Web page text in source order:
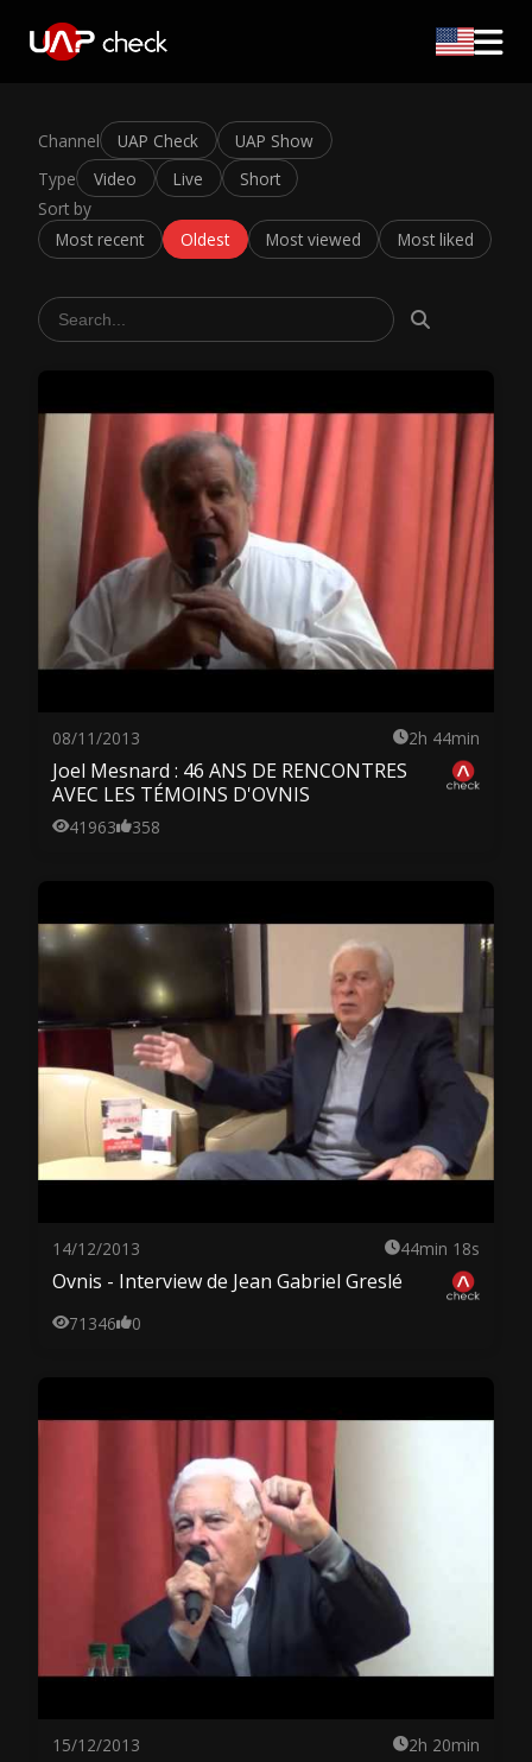
Channel UAP Check
UAP Show
Type
Video Live
Short
Sort by
Most recent
Oldest Most viewed Most liked
08/11/2013 2h 44min
Joel Mesnard : 46 ANS DE RENCONTRES
AVEC LES TÉMOINS D'OVNIS
41963 358
14/12/2013 44min 18s
Ovnis - Interview de Jean Gabriel Greslé
71346 0
15/12/2013 2h 20min